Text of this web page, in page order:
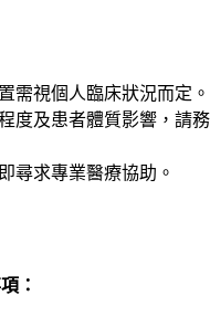
需視個人臨床狀況而定。
度及患者體質影響，請務
尋求專業醫療協助。
：